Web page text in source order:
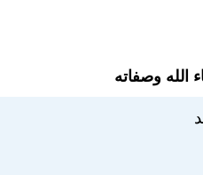
الله وصفاته